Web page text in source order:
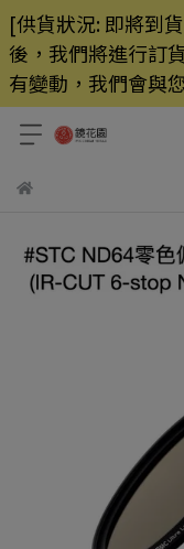
[供貨狀況: 即將到
後，我們將進行訂
有變動，我們會與